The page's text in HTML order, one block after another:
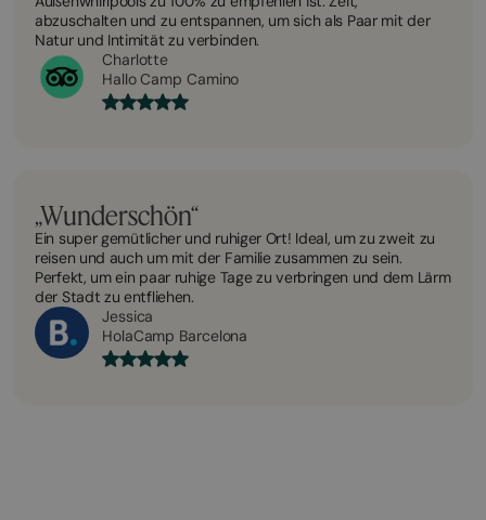
abzuschalten und zu entspannen, um sich als Paar mit der
Natur und Intimität zu verbinden.
Charlotte
Hallo Camp Camino
„Wunderschön“
Ein super gemütlicher und ruhiger Ort! Ideal, um zu zweit zu
reisen und auch um mit der Familie zusammen zu sein.
Perfekt, um ein paar ruhige Tage zu verbringen und dem Lärm
der Stadt zu entfliehen.
Jessica
HolaCamp Barcelona